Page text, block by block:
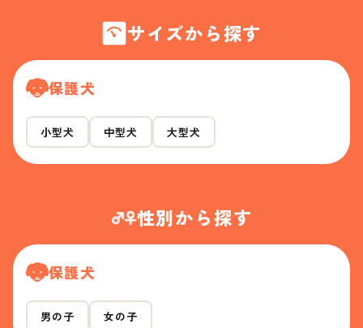
サイズから探す
保護犬
小型犬 中型犬 大型犬
性別から探す
保護犬
男の子 女の子